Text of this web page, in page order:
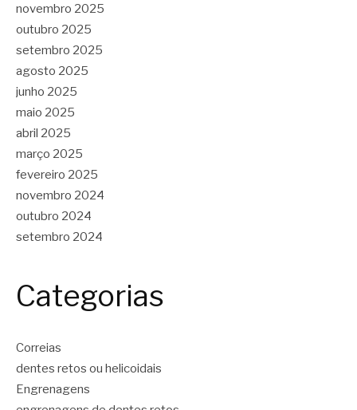
novembro 2025
outubro 2025
setembro 2025
agosto 2025
junho 2025
maio 2025
abril 2025
março 2025
fevereiro 2025
novembro 2024
outubro 2024
setembro 2024
Categorias
Correias
dentes retos ou helicoidais
Engrenagens